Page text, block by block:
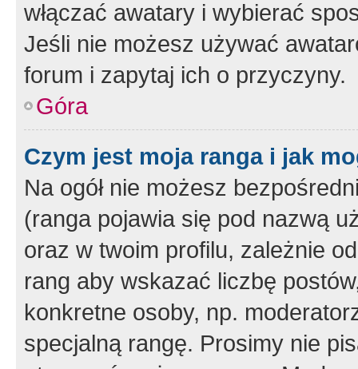
włączać awatary i wybierać
Jeśli nie możesz używać
forum i zapytaj ich o przyczyny.
Góra
Czym jest moja ranga i jak
Na ogół nie możesz
(ranga pojawia się pod nazwą
oraz w twoim profilu, zależnie
rang aby wskazać liczbę
konkretne osoby, np.
specjalną rangę. Prosimy nie